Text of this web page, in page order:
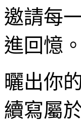
邀請每
進回憶。
曬出你
續寫屬